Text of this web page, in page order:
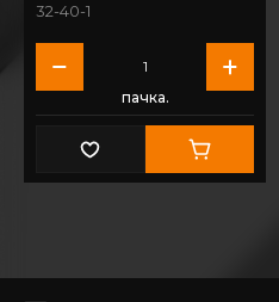
32-40-1
пачка.